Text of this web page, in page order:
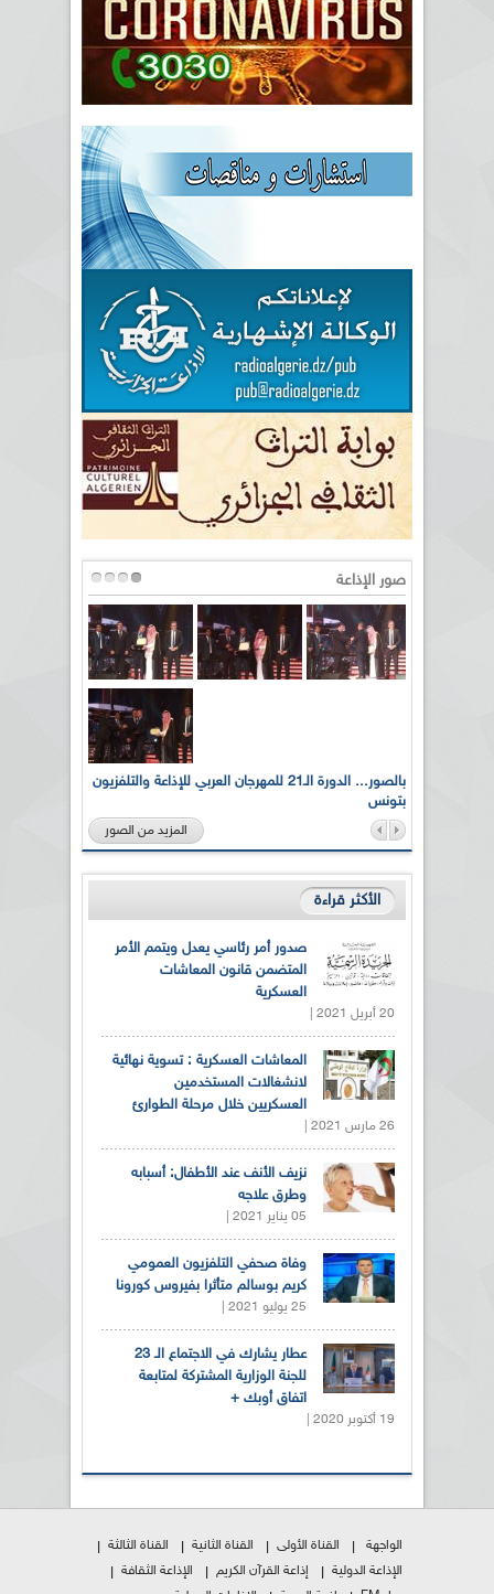
صور الإذاعة
بالصور... الدورة الـ21 للمهرجان العربي للإذاعة والتلفزيون
بتونس
المزيد من الصور
الأكثر قراءة
صدور أمر رئاسي يعدل ويتمم الأمر
المتضمن قانون المعاشات
العسكرية
20 أبريل 2021 |
المعاشات العسكرية : تسوية نهائية
لانشغالات المستخدمين
العسكريين خلال مرحلة الطوارئ
26 مارس 2021 |
نزيف الأنف عند الأطفال: أسبابه
وطرق علاجه
05 يناير 2021 |
وفاة صحفي التلفزيون العمومي
كريم بوسالم متأثرا بفيروس كورونا
25 يوليو 2021 |
عطار يشارك في الاجتماع الـ 23
للجنة الوزارية المشتركة لمتابعة
اتفاق أوبك +
19 أكتوبر 2020 |
الواجهة القناة الأولى القناة الثانية
القناة الثالثة
الإذاعة الدولية
إذاعة القرآن الكريم
الإذاعة الثقافة